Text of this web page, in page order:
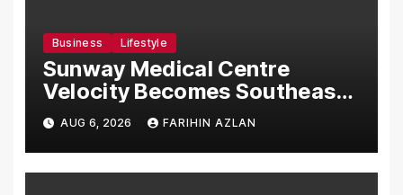
Business Lifestyle
Sunway Medical Centre
Velocity Becomes Southeast
Asia’s First Hospital to
Introduce the Comprehensive
NORAV Clinical Management
System, Elevating Patient
AUG 6, 2026 FARIHIN AZLAN